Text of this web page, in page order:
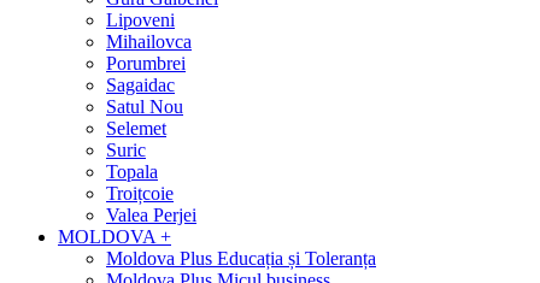
Lipoveni
Mihailovca
Porumbrei
Sagaidac
Satul Nou
Selemet
Suric
Topala
Troițcoie
Valea Perjei
MOLDOVA +
Moldova Plus Educația și Toleranța